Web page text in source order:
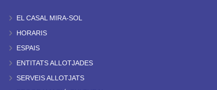
EL CASAL MIRA-SOL
HORARIS
ESPAIS
ENTITATS ALLOTJADES
SERVEIS ALLOTJATS